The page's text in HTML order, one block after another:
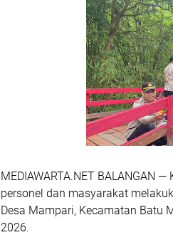
MEDIAWARTA.NET BALANGAN —
personel dan masyarakat
Desa Mampari, Kecamatan Batu
2026.